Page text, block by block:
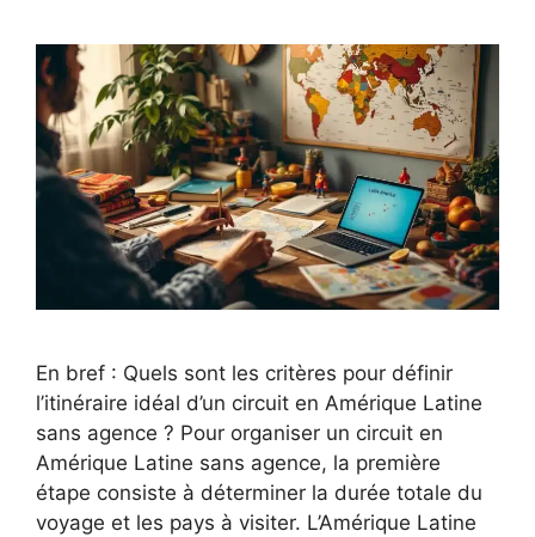
En bref : Quels sont les critères pour définir
l’itinéraire idéal d’un circuit en Amérique Latine
sans agence ? Pour organiser un circuit en
Amérique Latine sans agence, la première
étape consiste à déterminer la durée totale du
voyage et les pays à visiter. L’Amérique Latine